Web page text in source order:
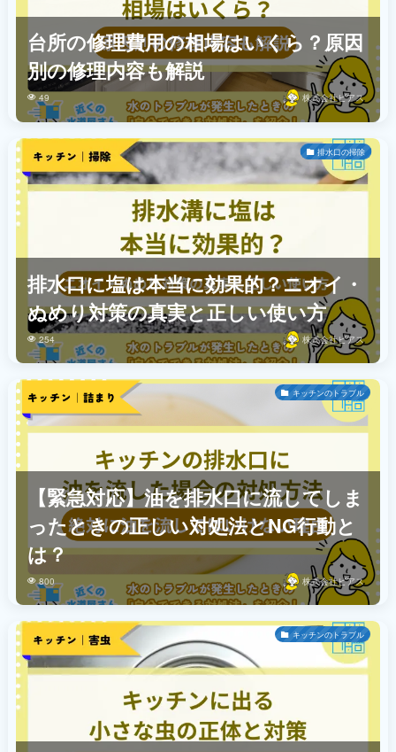
台所の修理費用の相場はいくら？原因
別の修理内容も解説
49 株式会社ビアス
排水口の掃除
排水口に塩は本当に効果的？ニオイ・
ぬめり対策の真実と正しい使い方
254 株式会社ビアス
キッチンのトラブル
【緊急対応】油を排水口に流してしま
ったときの正しい対処法とNG行動と
は？
800 株式会社ビアス
キッチンのトラブル